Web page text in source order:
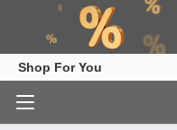
Shop For You